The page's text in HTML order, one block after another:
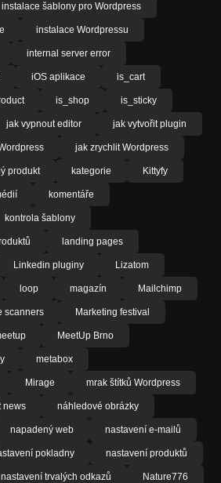
instalace šablony pro Wordpress
instalace Wordpressu
internal server error
iOS aplikace is_cart
is_shop is_sticky
jak vypnout editor jak vytvořit plugin
jak zrychlit Wordpress
produkt kategorie Kittyfy
komentáře
kontrola šablony
landing pages
Linkedin pluginy Lizatom
loop magazín Mailchimp
scanners Marketing festival
MeetUp Brno
metabox
Mirage mrak štítků Wordpress
news náhledové obrázky
napadený web nastavení e-mailů
pokladny nastavení produktů
nastavení trvalých odkazů Nature776